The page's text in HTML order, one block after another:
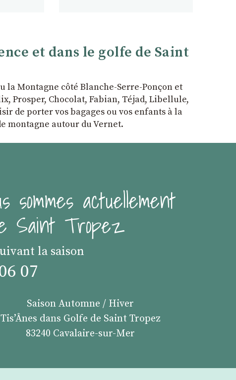
et dans le golfe de Saint
la Montagne côté Blanche-Serre-Ponçon et
Prosper, Chocolat, Fabian, Téjad, Libellule,
de porter vos bagages ou vos enfants à la
montagne autour du Vernet.
actuellement
Saint Tropez
la saison
07
Saison Automne / Hiver
Tis’Ânes dans Golfe de Saint Tropez
83240 Cavalaire-sur-Mer